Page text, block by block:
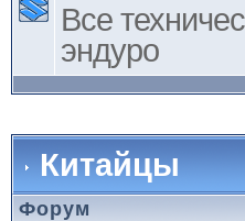
Все
эндуро
Китайцы
Форум